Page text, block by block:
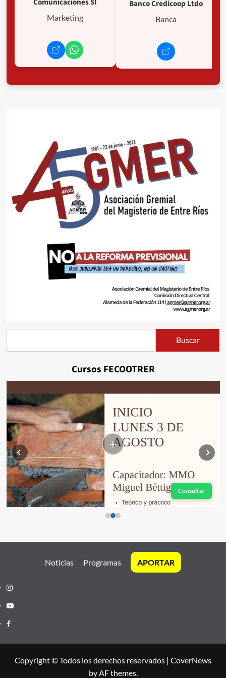
Marketing
Banco Credicoop Ltdo
Banca
Buscar
Cursos FECOOTRER
+
Consultar
Noticias Programas APORTAR
Instagram
Youtube
Facebook
Copyright © Todos los derechos reservados | CoverNews
by AF themes.